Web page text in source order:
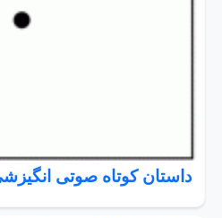
داستان کوتاه صوتی